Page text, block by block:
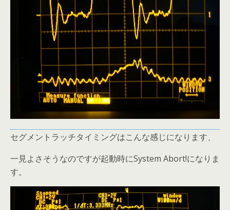
セグメントラッチタイミングはこんな感じになります、
一見よさそうなのですが起動時にSystem Abort!になりま
す。